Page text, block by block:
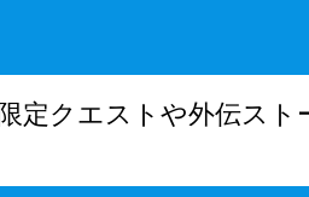
定クエストや外伝スト